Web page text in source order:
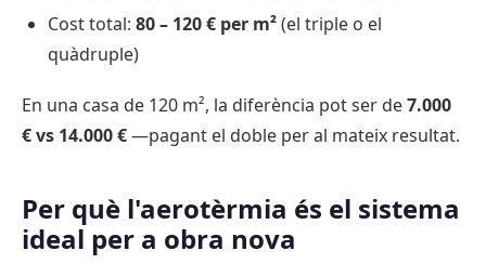
Cost total: 80 – 120 € per m²(el triple o el
quàdruple)
En una casa de 120 m², la diferència pot ser de7.000
€ vs 14.000 €—pagant el doble per al mateix resultat.
Per què l'aerotèrmia és el sistema
ideal per a obra nova